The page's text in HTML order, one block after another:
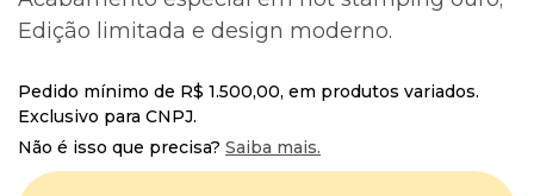
Edição limitada e design moderno.
Pedido mínimo de R$ 1.500,00, em produtos variados.
Exclusivo para CNPJ.
Não é isso que precisa? Saiba mais.